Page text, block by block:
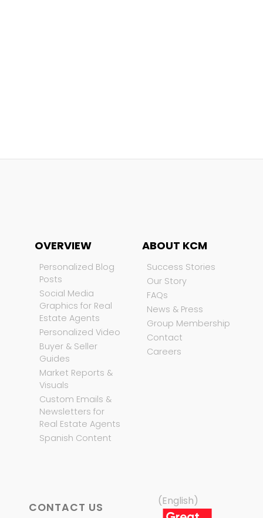
OVERVIEW
Personalized Blog
Posts
Social Media
Graphics for Real
Estate Agents
Personalized Video
Buyer & Seller
Guides
Market Reports &
Visuals
Custom Emails &
Newsletters for
Real Estate Agents
Spanish Content
ABOUT KCM
Success Stories
Our Story
FAQs
News & Press
Group Membership
Contact
Careers
CONTACT US (English)